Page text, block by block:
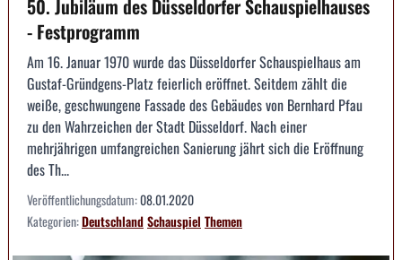
50. Jubiläum des Düsseldorfer Schauspielhauses
- Festprogramm
Am 16. Januar 1970 wurde das Düsseldorfer Schauspielhaus am
Gustaf-Gründgens-Platz feierlich eröffnet. Seitdem zählt die
weiße, geschwungene Fassade des Gebäudes von Bernhard Pfau
zu den Wahrzeichen der Stadt Düsseldorf. Nach einer
mehrjährigen umfangreichen Sanierung jährt sich die Eröffnung
des Th...
Veröffentlichungsdatum:08.01.2020
Kategorien:DeutschlandSchauspiel Themen